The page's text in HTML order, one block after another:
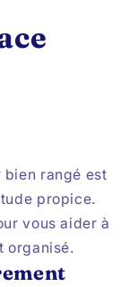
bien rangé est
propice.
vous aider à
organisé.